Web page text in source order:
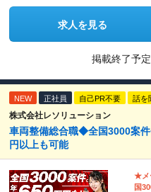
求人を見る
掲載終了予定
NEW 正社員 自己PR不要 話を
株式会社レソリューション
車両整備総合職◆全国3000案
円以上も可能
★メ
国